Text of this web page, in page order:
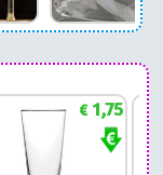
€1,75